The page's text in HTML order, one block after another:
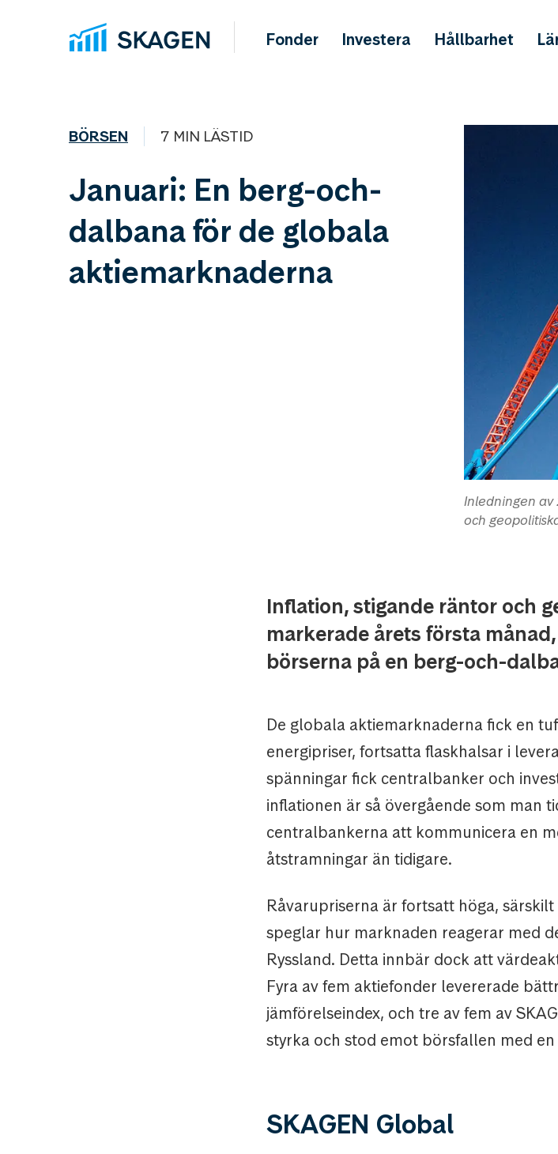
Fonder Investera Hållbarhet
BÖRSEN 7 MIN LÄSTID
Januari: En berg-och-
dalbana för de globala
aktiemarknaderna
Inledningen av
och
Inflation, stigande räntor och
markerade årets första
börserna på en berg-och-
De globala aktiemarknaderna fick en
energipriser, fortsatta flaskhalsar i
spänningar fick centralbanker och
inflationen är så övergående som man
centralbankerna att kommunicera en
åtstramningar än tidigare.
Råvarupriserna är fortsatt höga,
speglar hur marknaden reagerar med
Ryssland. Detta innbär dock att
Fyra av fem aktiefonder levererade
jämförelseindex, och tre av fem av
styrka och stod emot börsfallen med
SKAGEN Global